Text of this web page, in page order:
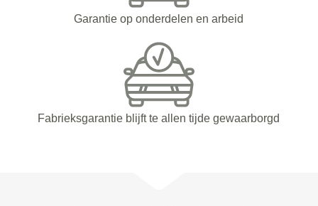
Garantie op onderdelen en arbeid
Fabrieksgarantie blijft te allen tijde gewaarborgd